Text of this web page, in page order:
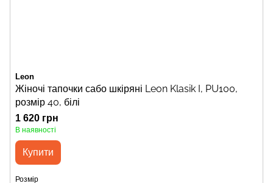
Leon
Жіночі тапочки сабо шкіряні Leon Klasik I, PU100,
розмір 40, білі
1 620 грн
В наявності
Купити
Розмір